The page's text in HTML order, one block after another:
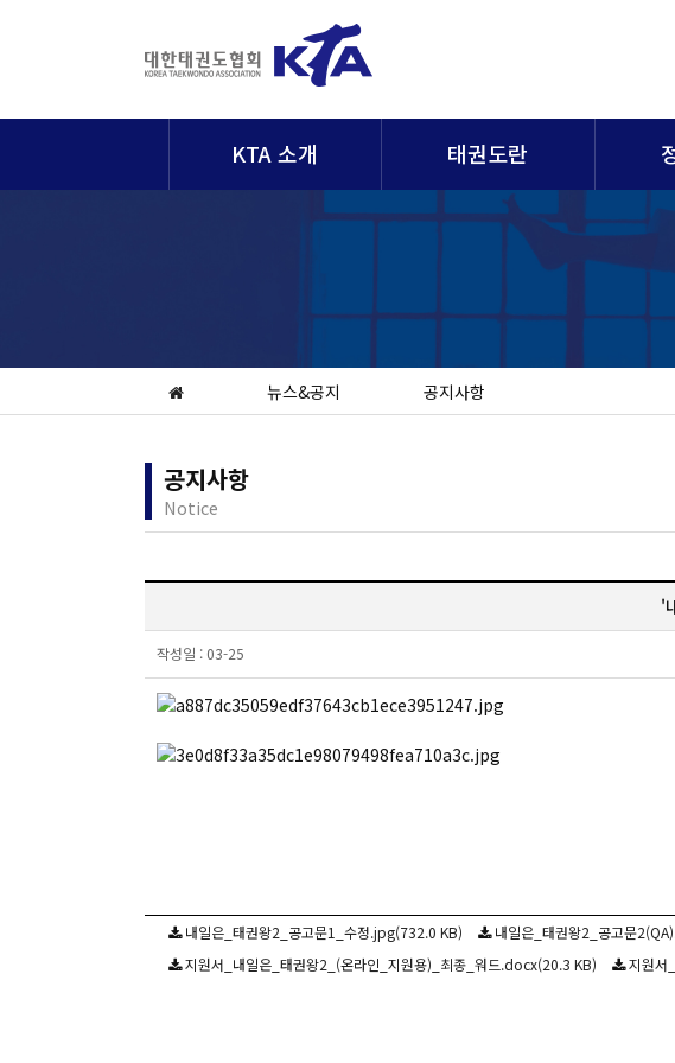
KTA 소개 태권도란
뉴스&공지 공지사항
공지사항
Notice
'
작성일 : 03-25
내일은_태권왕2_공고문1_수정.jpg(732.0 KB) 내일은_태권왕2_공고문
지원서_내일은_태권왕2_(온라인_지원용)_최종_워드.docx(20.3 KB)
지원서